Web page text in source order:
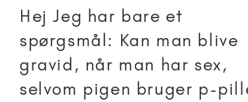
Hej Jeg har bare et
spørgsmål: Kan man blive
gravid, når man har sex,
selvom pigen bruger p-